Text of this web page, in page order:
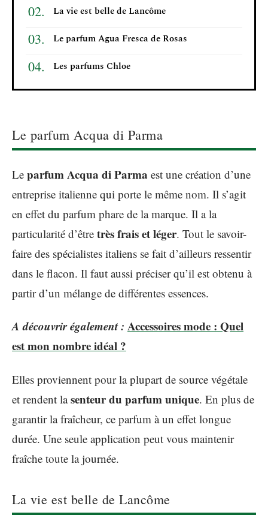
La vie est belle de Lancôme
Le parfum Agua Fresca de Rosas
Les parfums Chloe
Le parfum Acqua di Parma
Le parfum Acqua di Parma est une création d’une
entreprise italienne qui porte le même nom. Il s’agit
en effet du parfum phare de la marque. Il a la
particularité d’être très frais et léger. Tout le savoir-
faire des spécialistes italiens se fait d’ailleurs ressentir
dans le flacon. Il faut aussi préciser qu’il est obtenu à
partir d’un mélange de différentes essences.
A découvrir également : Accessoires mode : Quel
est mon nombre idéal ?
Elles proviennent pour la plupart de source végétale
et rendent lasenteur du parfum unique. En plus de
garantir la fraîcheur, ce parfum à un effet longue
durée. Une seule application peut vous maintenir
fraîche toute la journée.
La vie est belle de Lancôme